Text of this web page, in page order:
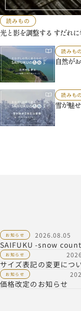
読みもの
光と影を調整する すだれ
読みもの
自然が
読みもの
雪が魅
お知らせ 2026.08.05
SAIFUKU -snow
ューアルのお知らせ
お知らせ
サイズ表記の変更につ
お知らせ
価格改定のお知らせ